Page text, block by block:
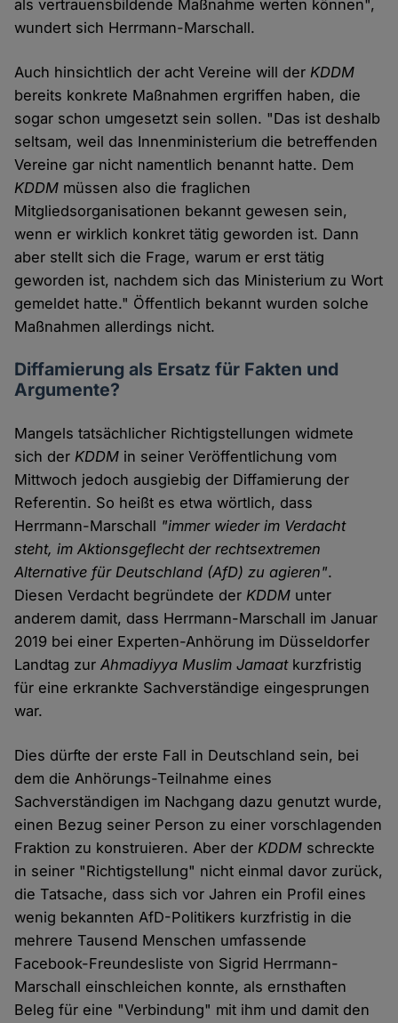
als vertrauensbildende Maßnahme werten können",
wundert sich Herrmann-Marschall.
Auch hinsichtlich der acht Vereine will derKDDM
bereits konkrete Maßnahmen ergriffen haben, die
sogar schon umgesetzt sein sollen. "Das ist deshalb
seltsam, weil das Innenministerium die betreffenden
Vereine gar nicht namentlich benannt hatte. Dem
KDDM müssen also die fraglichen
Mitgliedsorganisationen bekannt gewesen sein,
wenn er wirklich konkret tätig geworden ist. Dann
aber stellt sich die Frage, warum er erst tätig
geworden ist, nachdem sich das Ministerium zu Wort
gemeldet hatte." Öffentlich bekannt wurden solche
Maßnahmen allerdings nicht.
Diffamierung als Ersatz für Fakten und
Argumente?
Mangels tatsächlicher Richtigstellungen widmete
sich derKDDM in seiner Veröffentlichung vom
Mittwoch jedoch ausgiebig der Diffamierung der
Referentin. So heißt es etwa wörtlich, dass
Herrmann-Marschall "immer wieder im Verdacht
steht, im Aktionsgeflecht der rechtsextremen
Alternative für Deutschland (AfD) zu agieren".
Diesen Verdacht begründete derKDDM unter
anderem damit, dass Herrmann-Marschall im Januar
2019 bei einer Experten-Anhörung im Düsseldorfer
Landtag zurAhmadiyya Muslim Jamaatkurzfristig
für eine erkrankte Sachverständige eingesprungen
war.
Dies dürfte der erste Fall in Deutschland sein, bei
dem die Anhörungs-Teilnahme eines
Sachverständigen im Nachgang dazu genutzt wurde,
einen Bezug seiner Person zu einer vorschlagenden
Fraktion zu konstruieren. Aber derKDDM schreckte
in seiner "Richtigstellung" nicht einmal davor zurück,
die Tatsache, dass sich vor Jahren ein Profil eines
wenig bekannten AfD-Politikers kurzfristig in die
mehrere Tausend Menschen umfassende
Facebook-Freundesliste von Sigrid Herrmann-
Marschall einschleichen konnte, als ernsthaften
Beleg für eine "Verbindung" mit ihm und damit den